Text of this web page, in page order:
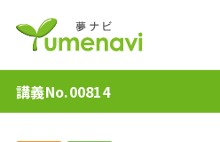
講義No.00814